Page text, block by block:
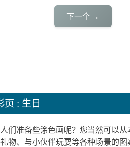
下一个 →
页 : 生日
们准备些涂色画呢？您当然可以
物、与小伙伴玩耍等各种场景的